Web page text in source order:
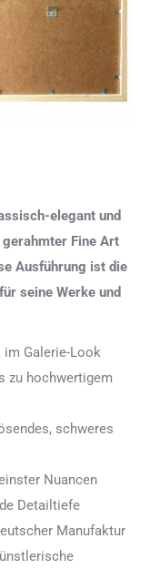
elegant und
gerahmter Fine Art
Ausführung ist die
seine Werke und
Galerie-Look
zu hochwertigem
schweres
Nuancen
Detailtiefe
Manufaktur